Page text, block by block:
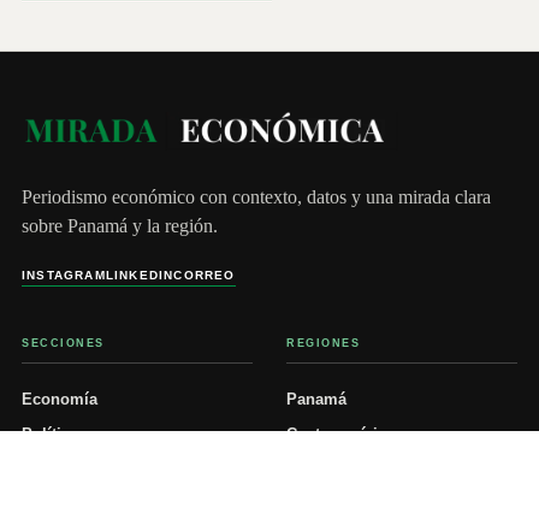
Periodismo económico con contexto, datos y una mirada clara
sobre Panamá y la región.
INSTAGRAM LINKEDINCORREO
SECCIONES
Economía
Política
REGIONES
Panamá
Centroamérica